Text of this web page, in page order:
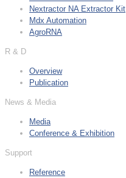
Nextractor NA Extractor Kit
Mdx Automation
AgroRNA
R & D
Overview
Publication
News & Media
Media
Conference & Exhibition
Support
Reference